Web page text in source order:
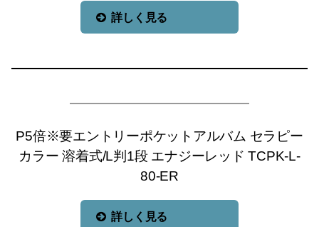
詳しく見る
P5倍※要エントリーポケットアルバム セラピー
カラー 溶着式/L判1段 エナジーレッド TCPK-L-
80-ER
詳しく見る